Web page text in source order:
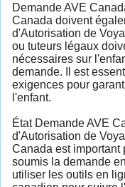
Demande AVE
Canada doivent
d'Autorisation de
ou tuteurs légaux
nécessaires sur
demande. Il est
exigences pour
l'enfant.
État Demande AVE
d'Autorisation de
Canada est important
soumis la demande
utiliser les outils en